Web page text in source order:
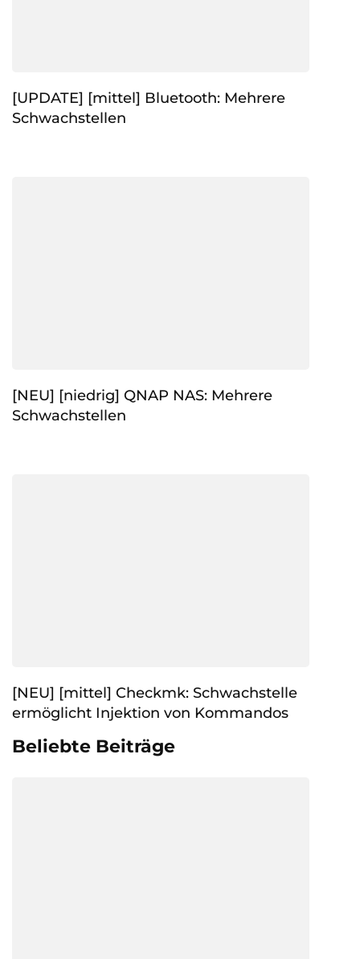
[UPDATE] [mittel] Bluetooth: Mehrere
Schwachstellen
[NEU] [niedrig] QNAP NAS: Mehrere
Schwachstellen
[NEU] [mittel] Checkmk: Schwachstelle
ermöglicht Injektion von Kommandos
Beliebte Beiträge